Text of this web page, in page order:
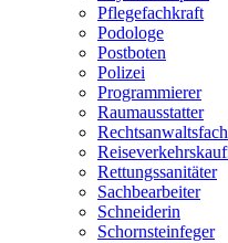
Pflegefachkraft
Podologe
Postboten
Polizei
Programmierer
Raumausstatter
Rettungssanitäter
Sachbearbeiter
Schneiderin
Schornsteinfeger